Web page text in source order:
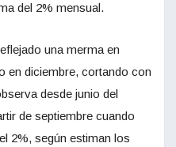
del 2% mensual.
una merma en
en diciembre, cortando con
desde junio del
de septiembre cuando
2%, según estiman los